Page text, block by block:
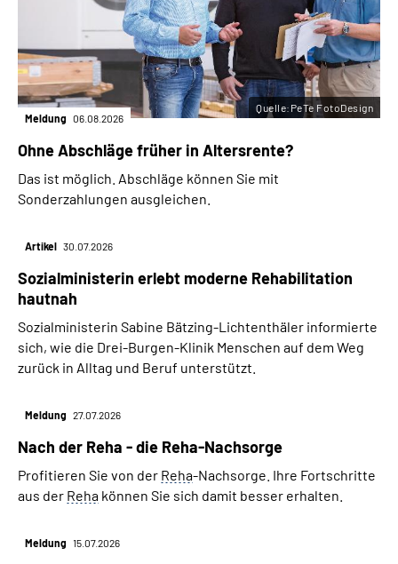
Meldung 06.08.2026
Ohne Abschläge früher in Altersrente?
Das ist möglich. Abschläge können Sie mit
Sonderzahlungen ausgleichen.
Quelle:PeTe FotoDesign
Artikel 30.07.2026
Sozialministerin erlebt moderne Rehabilitation
hautnah
Sozialministerin Sabine Bätzing-Lichtenthäler informierte
sich, wie die Drei-Burgen-Klinik Menschen auf dem Weg
zurück in Alltag und Beruf unterstützt.
Meldung 27.07.2026
Nach der Reha - die Reha-Nachsorge
Profitieren Sie von der Reha-Nachsorge. Ihre Fortschritte
aus der Reha können Sie sich damit besser erhalten.
Meldung 15.07.2026